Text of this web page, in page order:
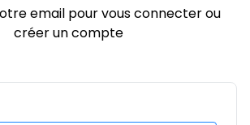
email pour vous connecter ou
créer un compte